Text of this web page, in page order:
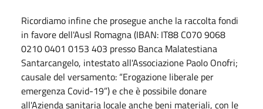
Ricordiamo infine che prosegue anche la raccolta fondi
in favore dell'Ausl Romagna (IBAN: IT88 C070 9068
0210 0401 0153 403 presso Banca Malatestiana
Santarcangelo, intestato all'Associazione Paolo Onofri;
causale del versamento: “Erogazione liberale per
emergenza Covid-19”) e che è possibile donare
all'Azienda sanitaria locale anche beni materiali, con le